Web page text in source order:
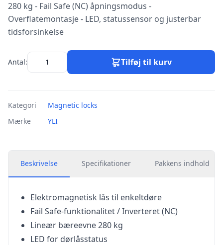
280 kg - Fail Safe (NC) åpningsmodus -
Overflatemontasje - LED, statussensor og justerbar
tidsforsinkelse
Antal: Tilføj til kurv
Kategori
Magnetic locks
Mærke
YLI
Beskrivelse Specifikationer Pakkens indhold
Elektromagnetisk lås til enkeltdøre
Fail Safe-funktionalitet / Inverteret (NC)
Lineær bæreevne 280 kg
LED for dørlåsstatus